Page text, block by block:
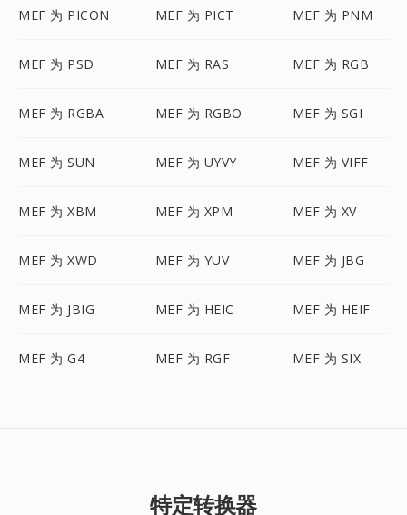
MEF 为 PICON MEF 为 PICT MEF 为 PNM
MEF 为 PSD MEF 为 RAS MEF 为 RGB
MEF 为 RGBA MEF 为 RGBO MEF 为 SGI
MEF 为 SUN MEF 为 UYVY MEF 为 VIFF
MEF 为 XBM MEF 为 XPM MEF 为 XV
MEF 为 XWD MEF 为 YUV MEF 为 JBG
MEF 为 JBIG MEF 为 HEIC MEF 为 HEIF
MEF 为 G4 MEF 为 RGF MEF 为 SIX
特定转换器